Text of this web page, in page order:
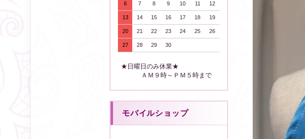
6 7 8 9 10 11 12
13 14 15 16 17 18 19
20 21 22 23 24 25 26
27 28 29 30
★日曜日のみ休業★
ＡＭ９時～ＰＭ５時まで
モバイルショップ